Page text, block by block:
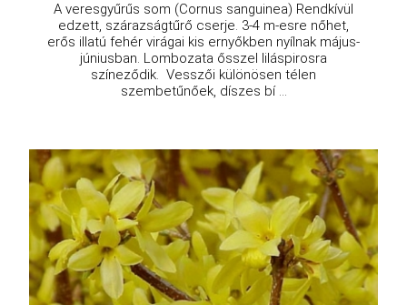
A veresgyűrűs som (Cornus sanguinea) Rendkívül
edzett, szárazságtűrő cserje. 3-4 m-esre nőhet,
erős illatú fehér virágai kis ernyőkben nyílnak május-
júniusban. Lombozata ősszel liláspirosra
színeződik. Vesszői különösen télen
szembetűnőek, díszes bí ...